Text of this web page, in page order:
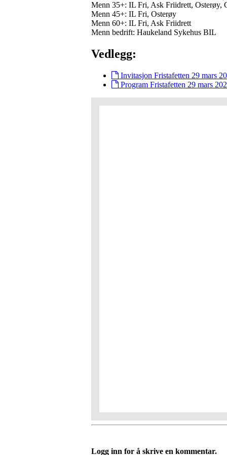
Menn 35+: IL Fri, Ask Friidrett, Osterøy,
Menn 45+: IL Fri, Osterøy
Menn 60+: IL Fri, Ask Friidrett
Menn bedrift: Haukeland Sykehus BIL
Vedlegg:
Invitasjon Fristafetten 29 mars
Program Fristafetten 29 mars
Logg inn for å skrive en kommentar.